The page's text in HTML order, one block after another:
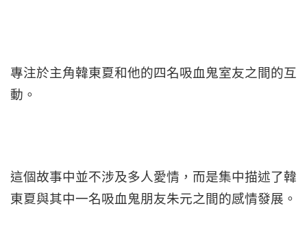
專注於主角韓東夏和他的四名吸血鬼室友之間的互
動。
這個故事中並不涉及多人愛情，而是集中描述了韓
東夏與其中一名吸血鬼朋友朱元之間的感情發展。